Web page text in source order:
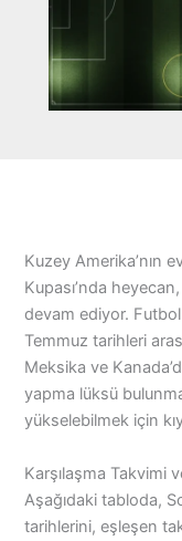
Kuzey Amerika’nın
Kupası’nda
devam ediyor.
Temmuz tarihleri
Meksika ve
yapma lüksü
yükselebilmek için
Karşılaşma Takvimi
Aşağıdaki tabloda,
tarihlerini, eşleşen